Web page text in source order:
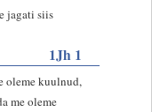
jagati siis
1Jh 1
oleme kuulnud,
me oleme